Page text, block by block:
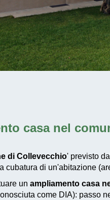
casa nel
di Collevecchio' previsto
cubatura di un'abitazione
un ampliamento casa
come DIA): passo